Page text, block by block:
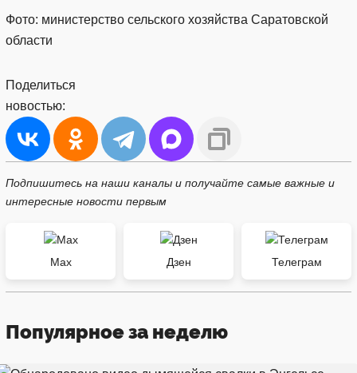
Фото: министерство сельского хозяйства Саратовской
области
Поделиться
новостью:
Подпишитесь на наши каналы и получайте самые важные и
интересные новости первым
Max Дзен Телеграм
Популярное за неделю